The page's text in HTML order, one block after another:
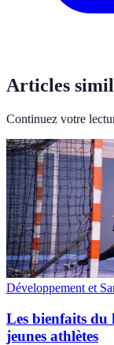
Articles
Continuez votre
Développement et
Les bienfaits du
jeunes athlètes